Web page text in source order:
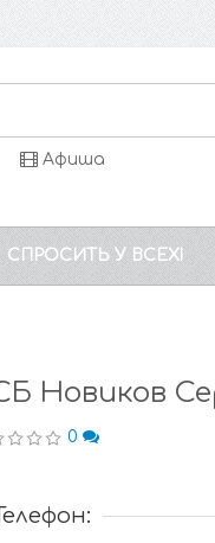
Афиша
СПРОСИТЬ У ВСЕХ!
Новиков
0